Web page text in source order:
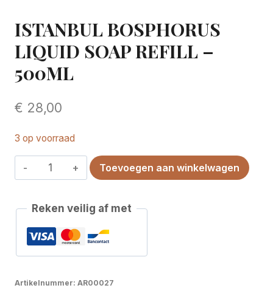
ISTANBUL BOSPHORUS
LIQUID SOAP REFILL –
500ML
€ 28,00
3 op voorraad
ISTANBUL
BOSPHORUS
SOAP
REFILL
-
aantal
Toevoegen aan winkelwagen
Reken veilig af met
Artikelnummer: AR00027